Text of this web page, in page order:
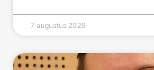
7 augustus 2026